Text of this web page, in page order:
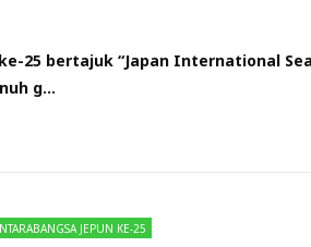
25 bertajuk “Japan International
g...
JEPUN KE-25